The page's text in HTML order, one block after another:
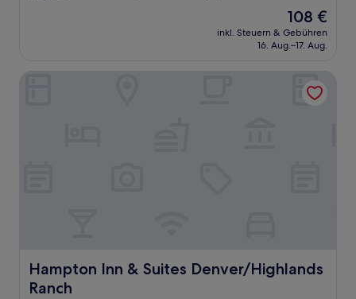
Der
Preis
beträgt
108 €
inkl. Steuern & Gebühren
16. Aug.–17. Aug.
Hampton Inn & Suites Denver/Highlands
Ranch
Hampton Inn & Suites Denver/Highlands Ranch